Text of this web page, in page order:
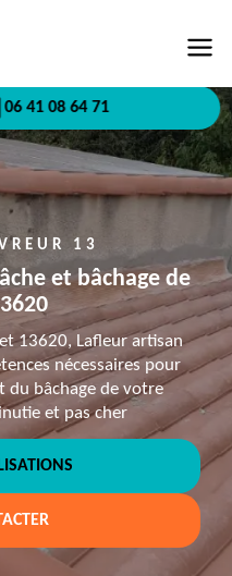
06 41 08 64 71
13
et bâchage de
13620, Lafleur artisan
nécessaires pour
du bâchage de votre
et pas cher